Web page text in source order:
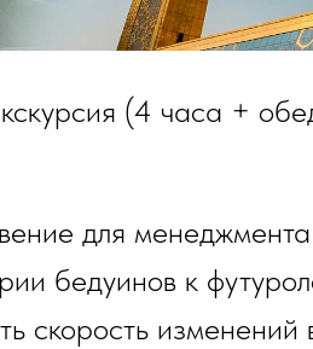
(4 часа +
для менеджмента
бедуинов к
скорость изменений